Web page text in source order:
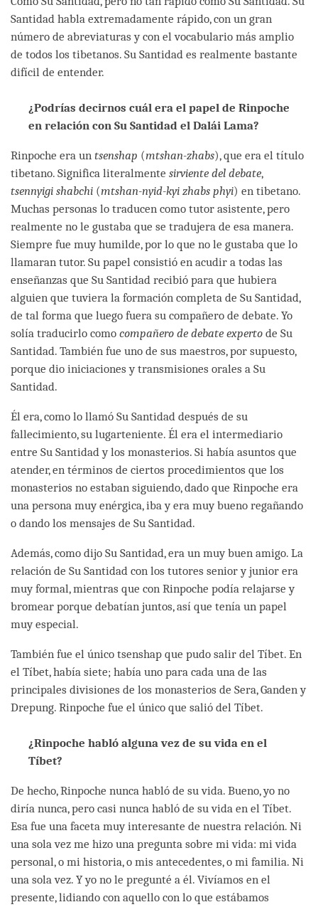
Santidad habla extremadamente rápido, con un gran
número de abreviaturas y con el vocabulario más amplio
de todos los tibetanos. Su Santidad es realmente bastante
difícil de entender.
¿Podrías decirnos cuál era el papel de Rinpoche
en relación con Su Santidad el Dalái Lama?
Rinpoche era un tsenshap (mtshan-zhabs), que era el título
tibetano. Significa literalmente sirviente del debate,
tsennyigi shabchi (mtshan-nyid-kyi zhabs phyi) en tibetano.
Muchas personas lo traducen como tutor asistente, pero
realmente no le gustaba que se tradujera de esa manera.
Siempre fue muy humilde, por lo que no le gustaba que lo
llamaran tutor. Su papel consistió en acudir a todas las
enseñanzas que Su Santidad recibió para que hubiera
alguien que tuviera la formación completa de Su Santidad,
de tal forma que luego fuera su compañero de debate. Yo
solía traducirlo como compañero de debate experto de Su
Santidad. También fue uno de sus maestros, por supuesto,
porque dio iniciaciones y transmisiones orales a Su
Santidad.
Él era, como lo llamó Su Santidad después de su
fallecimiento, su lugarteniente. Él era el intermediario
entre Su Santidad y los monasterios. Si había asuntos que
atender, en términos de ciertos procedimientos que los
monasterios no estaban siguiendo, dado que Rinpoche era
una persona muy enérgica, iba y era muy bueno regañando
o dando los mensajes de Su Santidad.
Además, como dijo Su Santidad, era un muy buen amigo. La
relación de Su Santidad con los tutores senior y junior era
muy formal, mientras que con Rinpoche podía relajarse y
bromear porque debatían juntos, así que tenía un papel
muy especial.
También fue el único tsenshap que pudo salir del Tíbet. En
el Tíbet, había siete; había uno para cada una de las
principales divisiones de los monasterios de Sera, Ganden y
Drepung. Rinpoche fue el único que salió del Tíbet.
¿Rinpoche habló alguna vez de su vida en el
Tíbet?
De hecho, Rinpoche nunca habló de su vida. Bueno, yo no
diría nunca, pero casi nunca habló de su vida en el Tíbet.
Esa fue una faceta muy interesante de nuestra relación. Ni
una sola vez me hizo una pregunta sobre mi vida: mi vida
personal, o mi historia, o mis antecedentes, o mi familia. Ni
una sola vez. Y yo no le pregunté a él. Vivíamos en el
presente, lidiando con aquello con lo que estábamos